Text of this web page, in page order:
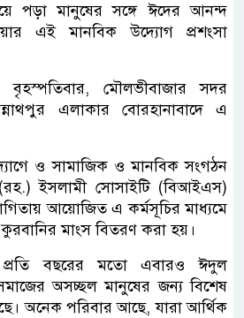
পড়া মানুষের সঙ্গে ঈদের আনন্দ
এই মানবিক উদ্যোগ প্রশংসা
মৌলভীবাজার সদর
এলাকার বোরহানাবাদে এ
ও সামাজিক ও মানবিক সংগঠন
ইসলামী সোসাইটি (বিআইএস)
আয়োজিত এ কর্মসূচির মাধ্যমে
মাংস বিতরণ করা হয়।
বছরের মতো এবারও ঈদুল
অসচ্ছল মানুষের জন্য বিশেষ
অনেক পরিবার আছে, যারা আর্থিক